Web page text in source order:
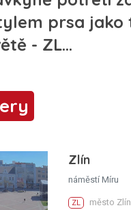
Zlín
náměstí Míru
ZL město Zlín